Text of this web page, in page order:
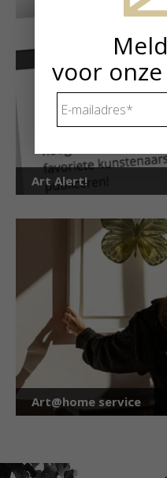
Art Alert!
Art@home service
voor
mailadres *